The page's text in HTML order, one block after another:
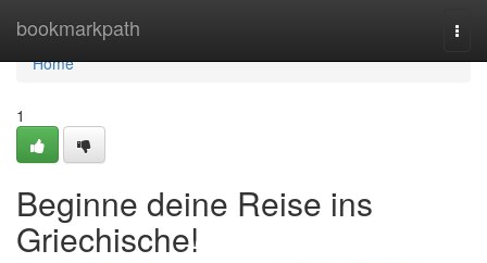
bookmarkpath
Home
Home
1
Beginne deine Reise ins
Griechische!